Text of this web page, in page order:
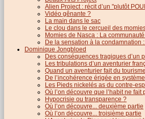
Alien Project : récit d’un "plutôt
Vidéo gênante ?
La main dans le sac
Le clou dans le cercueil des
Momies de Nasca : La
De la sensation à la condamnation
Dominique Jongbloed
Des conséquences tragiques d’un
Les tribulations d’un aventurier
Quand un aventurier fait du
De l’incohérence érigée en système
Les Pieds nickelés as du contre-
Où l’on découvre que l’habit ne
Hypocrisie ou transparence ?
Où l’on découvre... deuxième partie
Où l’on découvre... troisième partie